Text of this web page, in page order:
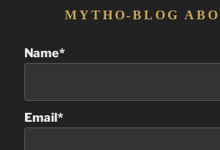
MYTHO-BLOG
Name*
Email*